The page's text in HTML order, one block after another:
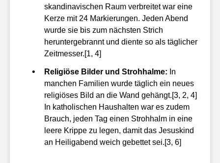
skandinavischen Raum verbreitet war eine
Kerze mit 24 Markierungen. Jeden Abend
wurde sie bis zum nächsten Strich
heruntergebrannt und diente so als täglicher
Zeitmesser.[1, 4]
Religiöse Bilder und Strohhalme: In
manchen Familien wurde täglich ein neues
religiöses Bild an die Wand gehängt.[3, 2, 4]
In katholischen Haushalten war es zudem
Brauch, jeden Tag einen Strohhalm in eine
leere Krippe zu legen, damit das Jesuskind
an Heiligabend weich gebettet sei.[3, 6]